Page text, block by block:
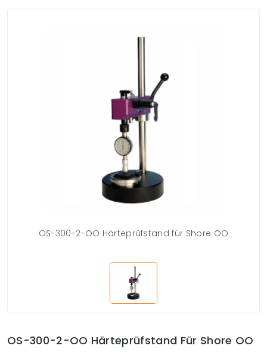
OS-300-2-OO Härteprüfstand für Shore OO
OS-300-2-OO Härteprüfstand Für Shore OO